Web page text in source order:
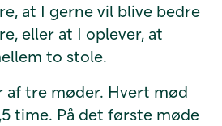
at I gerne vil blive bedre
eller at I oplever, at
to stole.
af tre møder. Hvert mød
time. På det første møde